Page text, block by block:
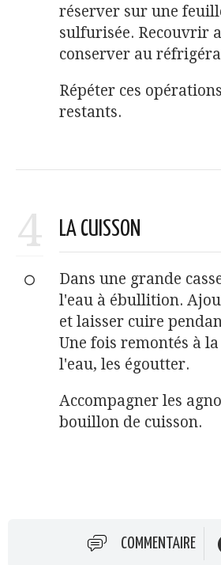
réserver sur une
sulfurisée. Recouvrir
conserver au
Répéter ces
restants.
4 LA CUISSON
Dans une grande
l'eau à ébullition.
et laisser cuire
Une fois remontés à
l'eau, les égoutter.
Accompagner les
bouillon de cuisson.
COMMENTAIRE